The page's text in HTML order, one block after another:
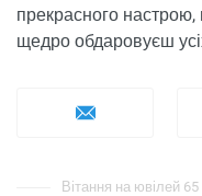
прекрасного настрою,
щедро обдаровуєш
Вітання на ювілей